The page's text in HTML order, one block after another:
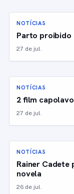
NOTÍCIAS
Parto proibido
27 de jul.
NOTÍCIAS
2 film
27 de jul.
NOTÍCIAS
Rainer Cadete
novela
26 de jul.